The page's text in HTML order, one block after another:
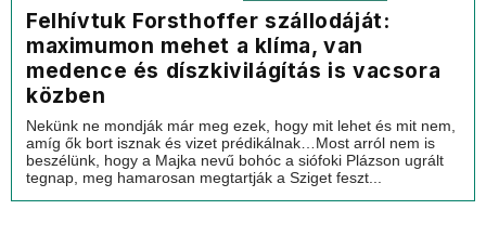
Felhívtuk Forsthoffer szállodáját:
maximumon mehet a klíma, van
medence és díszkivilágítás is vacsora
közben
Nekünk ne mondják már meg ezek, hogy mit lehet és mit nem,
amíg ők bort isznak és vizet prédikálnak…Most arról nem is
beszélünk, hogy a Majka nevű bohóc a siófoki Plázson ugrált
tegnap, meg hamarosan megtartják a Sziget feszt...